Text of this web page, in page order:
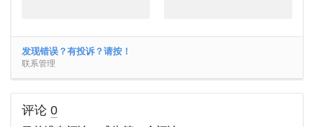
发现错误？有投诉？请按！
联系管理
评论 0